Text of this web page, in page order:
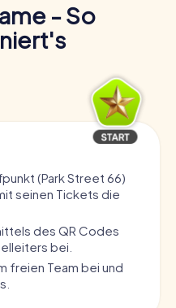
- So
(Park Street 66)
seinen Tickets die
des QR Codes
bei.
freien Team bei und